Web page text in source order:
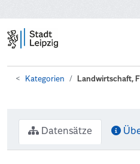
Kategorien Landwirtschaft,
Datensätze